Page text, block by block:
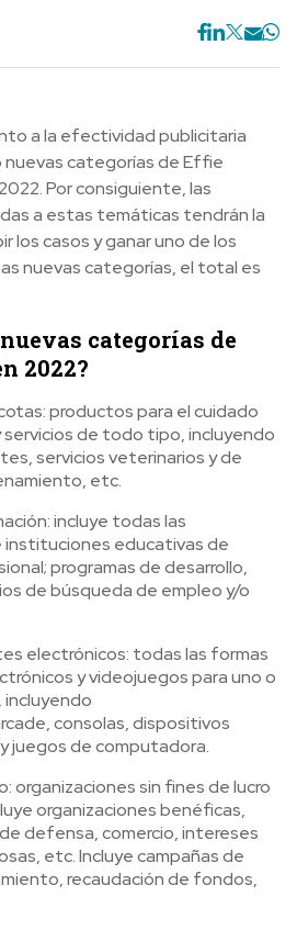
a la efectividad publicitaria
nuevas categorías de Effie
Por consiguiente, las
a estas temáticas tendrán la
los casos y ganar uno de los
nuevas categorías, el total es
categorías de
2022?
productos para el cuidado
servicios de todo tipo, incluyendo
servicios veterinarios y de
etc.
incluye todas las
instituciones educativas de
programas de desarrollo,
de búsqueda de empleo y/o
electrónicos: todas las formas
y videojuegos para uno o
incluyendo
consolas, dispositivos
juegos de computadora.
organizaciones sin fines de lucro
organizaciones benéficas,
defensa, comercio, intereses
etc. Incluye campañas de
recaudación de fondos,